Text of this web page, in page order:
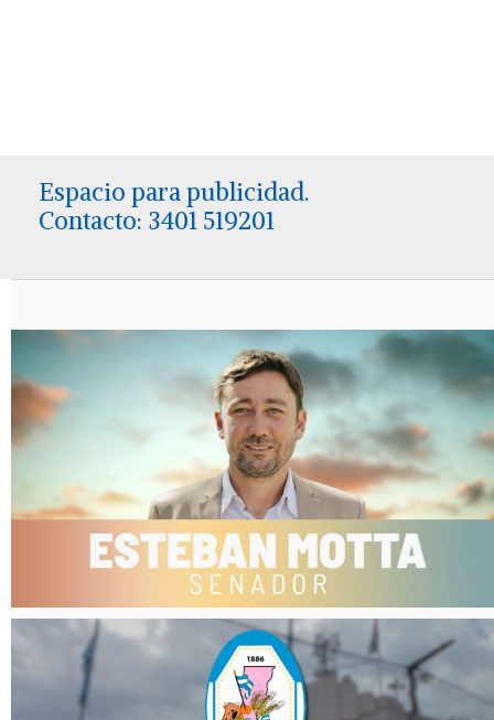
Espacio para publicidad.
Contacto: 3401 519201